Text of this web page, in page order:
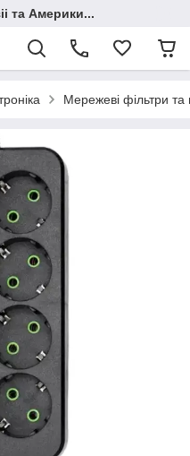
та Америки...
Мережеві фільтри та